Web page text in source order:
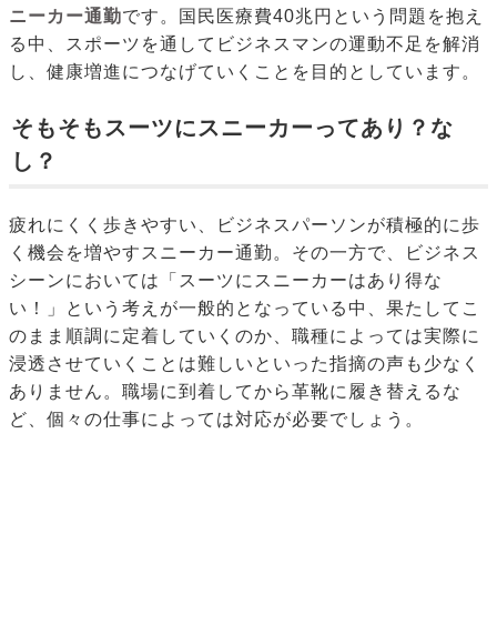
ニーカー通勤です。国民医療費40兆円という問題を抱え
る中、スポーツを通してビジネスマンの運動不足を解消
し、健康増進につなげていくことを目的としています。
そもそもスーツにスニーカーってあり？な
し？
疲れにくく歩きやすい、ビジネスパーソンが積極的に歩
く機会を増やすスニーカー通勤。その一方で、ビジネス
シーンにおいては「スーツにスニーカーはあり得な
い！」という考えが一般的となっている中、果たしてこ
のまま順調に定着していくのか、職種によっては実際に
浸透させていくことは難しいといった指摘の声も少なく
ありません。職場に到着してから革靴に履き替えるな
ど、個々の仕事によっては対応が必要でしょう。